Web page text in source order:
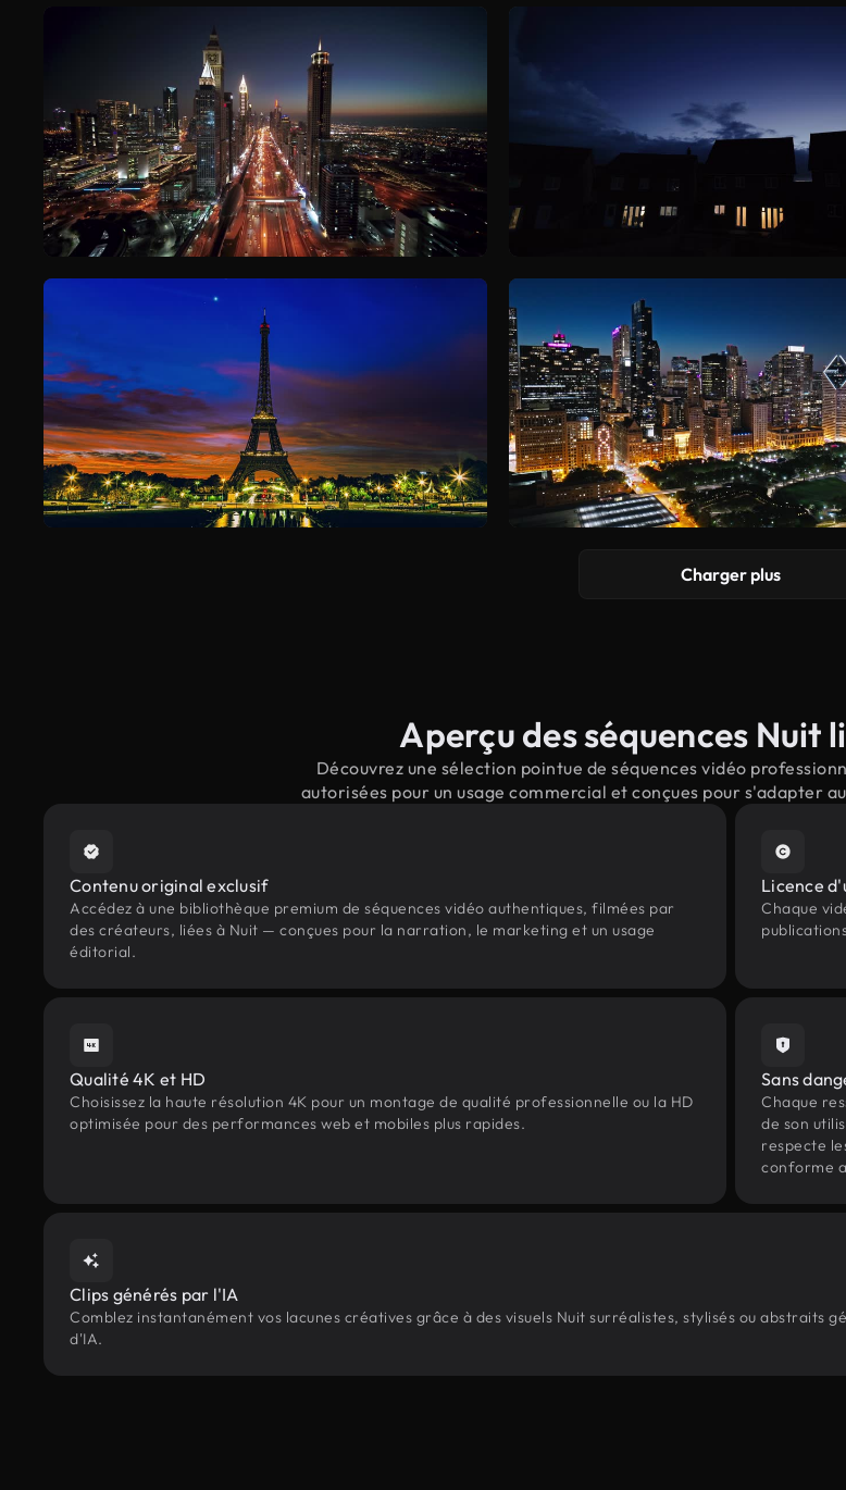
Charger plus
Aperçu des séquences Nuit
Découvrez une sélection pointue de séquences vidéo
autorisées pour un usage commercial et conçues pour s'adapter
Contenu original exclusif
Accédez à une bibliothèque premium de séquences vidéo authentiques, filmées par
des créateurs, liées à Nuit — conçues pour la narration, le marketing et un usage
éditorial.
Licence
Chaque
Qualité 4K et HD
Choisissez la haute résolution 4K pour un montage de qualité professionnelle ou la HD
optimisée pour des performances web et mobiles plus rapides.
Sans
Chaque
de son
respecte
conforme
Clips générés par l'IA
Comblez instantanément vos lacunes créatives grâce à des visuels Nuit surréalistes, stylisés ou abstraits
d'IA.